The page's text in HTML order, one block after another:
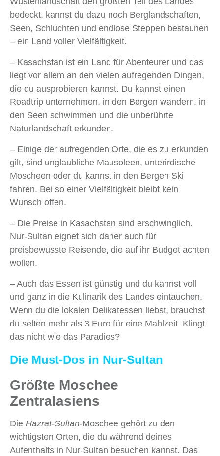
bedeckt, kannst du dazu noch Berglandschaften,
Seen, Schluchten und endlose Steppen bestaunen
– ein Land voller Vielfältigkeit.
– Kasachstan ist ein Land für Abenteurer und das
liegt vor allem an den vielen aufregenden Dingen,
die du ausprobieren kannst. Du kannst einen
Roadtrip unternehmen, in den Bergen wandern, in
den Seen schwimmen und die unberührte
Naturlandschaft erkunden.
– Einige der aufregenden Orte, die es zu erkunden
gilt, sind unglaubliche Mausoleen, unterirdische
Moscheen oder du kannst in den Bergen Ski
fahren. Bei so einer Vielfältigkeit bleibt kein
Wunsch offen.
– Die Preise in Kasachstan sind erschwinglich.
Nur-Sultan eignet sich daher auch für
preisbewusste Reisende, die auf ihr Budget achten
wollen.
– Auch das Essen ist günstig und du kannst voll
und ganz in die Kulinarik des Landes eintauchen.
Wenn du die lokalen Delikatessen liebst, brauchst
du selten mehr als 3 Euro für eine Mahlzeit. Klingt
das nicht wie das Paradies?
Die Must-Dos in Nur-Sultan
Größte Moschee
Zentralasiens
Die Hazrat-Sultan-Moschee gehört zu den
wichtigsten Orten, die du während deines
Aufenthalts in Nur-Sultan besuchen kannst. Das